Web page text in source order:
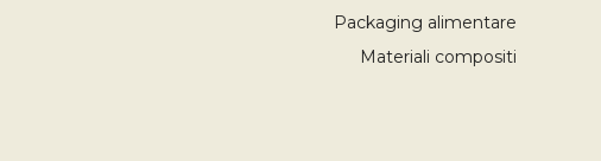
Packaging alimentare
Materiali compositi